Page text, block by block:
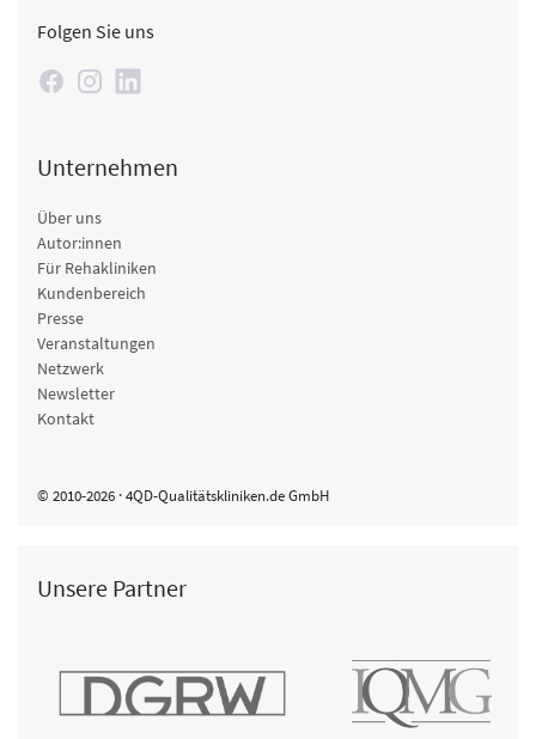
Folgen Sie uns
Unternehmen
Über uns
Autor:innen
Für Rehakliniken
Kundenbereich
Presse
Veranstaltungen
Netzwerk
Newsletter
Kontakt
© 2010-2026 · 4QD-Qualitätskliniken.de GmbH
Unsere Partner